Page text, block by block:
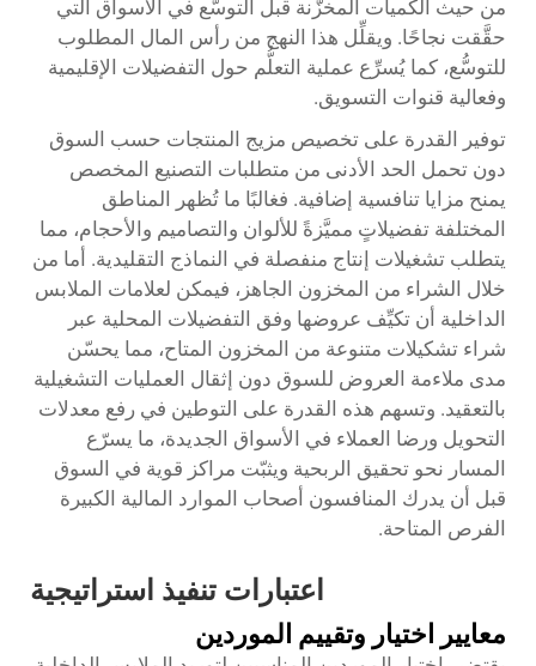
من حيث الكميات المخزَّنة قبل التوسُّع في الأسواق التي
حقَّقت نجاحًا. ويقلِّل هذا النهج من رأس المال المطلوب
للتوسُّع، كما يُسرِّع عملية التعلُّم حول التفضيلات الإقليمية
وفعالية قنوات التسويق.
توفير القدرة على تخصيص مزيج المنتجات حسب السوق
دون تحمل الحد الأدنى من متطلبات التصنيع المخصص
يمنح مزايا تنافسية إضافية. فغالبًا ما تُظهر المناطق
المختلفة تفضيلاتٍ مميَّزةً للألوان والتصاميم والأحجام، مما
يتطلب تشغيلات إنتاج منفصلة في النماذج التقليدية. أما من
خلال الشراء من المخزون الجاهز، فيمكن لعلامات الملابس
الداخلية أن تكيِّف عروضها وفق التفضيلات المحلية عبر
شراء تشكيلات متنوعة من المخزون المتاح، مما يحسّن
مدى ملاءمة العروض للسوق دون إثقال العمليات التشغيلية
بالتعقيد. وتسهم هذه القدرة على التوطين في رفع معدلات
التحويل ورضا العملاء في الأسواق الجديدة، ما يسرّع
المسار نحو تحقيق الربحية ويثبّت مراكز قوية في السوق
قبل أن يدرك المنافسون أصحاب الموارد المالية الكبيرة
الفرص المتاحة.
اعتبارات تنفيذ استراتيجية
معايير اختيار وتقييم الموردين